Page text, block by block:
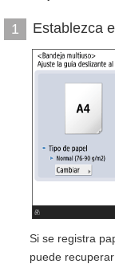
1 Establezca
Si se registra
puede